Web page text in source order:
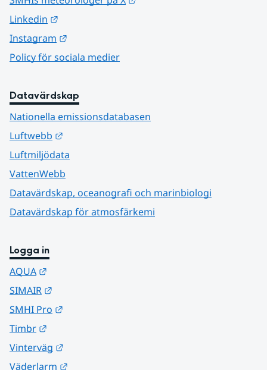
Linkedin
Instagram
Policy för sociala medier
Datavärdskap
Nationella emissionsdatabasen
Luftwebb
Luftmiljödata
VattenWebb
Datavärdskap, oceanografi och marinbiologi
Datavärdskap för atmosfärkemi
Logga in
AQUA
SIMAIR
SMHI Pro
Timbr
Vinterväg
Väderlarm